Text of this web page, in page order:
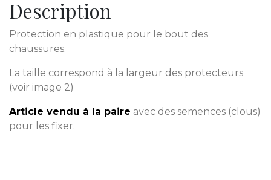
Description
Protection en plastique pour le bout des
chaussures.
La taille correspond à la largeur des protecteurs
(voir image 2)
Article vendu à la paire avec des semences (clous)
pour les fixer.